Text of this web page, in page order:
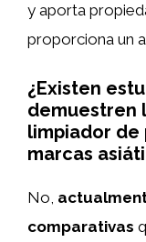
y aporta
proporciona un
¿Existen
demuestren
limpiador
marcas
No,
comparativas